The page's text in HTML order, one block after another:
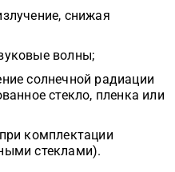
снижая
волны;
солнечной радиации
стекло, пленка или
комплектации
стеклами).